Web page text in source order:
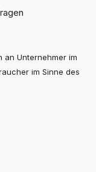
an Unternehmer im
im Sinne des